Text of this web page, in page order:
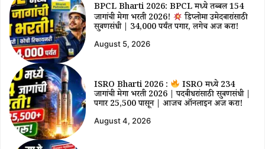
BPCL Bharti 2026: BPCL मध्ये तब्बल 154
जागांची मेगा भरती 2026!
डिप्लोमा उमेदवारांसाठी
सुवर्णसंधी | ₹34,000 पर्यंत पगार, लगेच अर्ज करा!
August 5, 2026
ISRO Bharti 2026 : ISRO मध्ये 234
जागांची मेगा भरती 2026 | पदवीधरांसाठी सुवर्णसंधी |
पगार ₹25,500 पासून | आजच ऑनलाईन अर्ज करा!
August 4, 2026